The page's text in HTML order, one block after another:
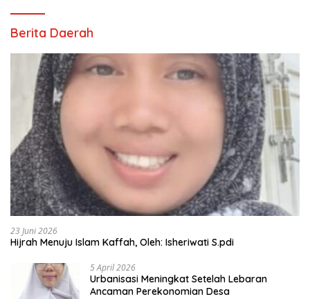
Berita Daerah
23 Juni 2026
Hijrah Menuju Islam Kaffah, Oleh: Isheriwati S.pdi
5 April 2026
Urbanisasi Meningkat Setelah Lebaran
Ancaman Perekonomian Desa